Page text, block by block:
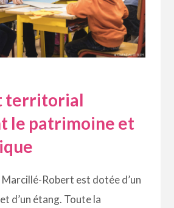
territorial
le patrimoine et
Marcillé-Robert est dotée d’un
d’un étang. Toute la